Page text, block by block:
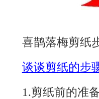
喜鹊落梅剪纸
谈谈剪纸的步
1.剪纸前的准